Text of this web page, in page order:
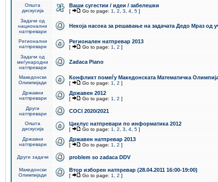
Општа
дискусија
Ваши сугестии / идеи / забелешки
[ Go to page: 1 2 3 4 5 ]
Задачи од
национални
натпревари
Некоја насока за решавање на задачата Дедо Мраз од
Регионални
натпревари
Регионален натпревар 2013
[ Go to page: 1 2 ]
Задачи од
меѓународни
натпревари
Zadaca Piano
Македонски
Олимпијади
Конфликт помеѓу Македонската Математичка
[ Go to page: 1 2 ]
Државни
натпревари
Државен 2012
[ Go to page: 1 2 ]
Други
натпревари
COCI 2020/2021
Општа
дискусија
Циклус натпревари по информатика 2012
[ Go to page: 1 2 3 4 5 ]
Државни
натпревари
Државен натпревар 2013
[ Go to page: 1 2 ]
Други задачи problem so zadaca DDV
Македонски
Олимпијади
Втор изборен натпревар (28.04.2011 16:00-19:00)
[ Go to page: 1 2 ]